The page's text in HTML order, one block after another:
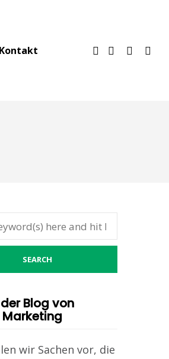
Kontakt
Blog von
wir Sachen vor, die